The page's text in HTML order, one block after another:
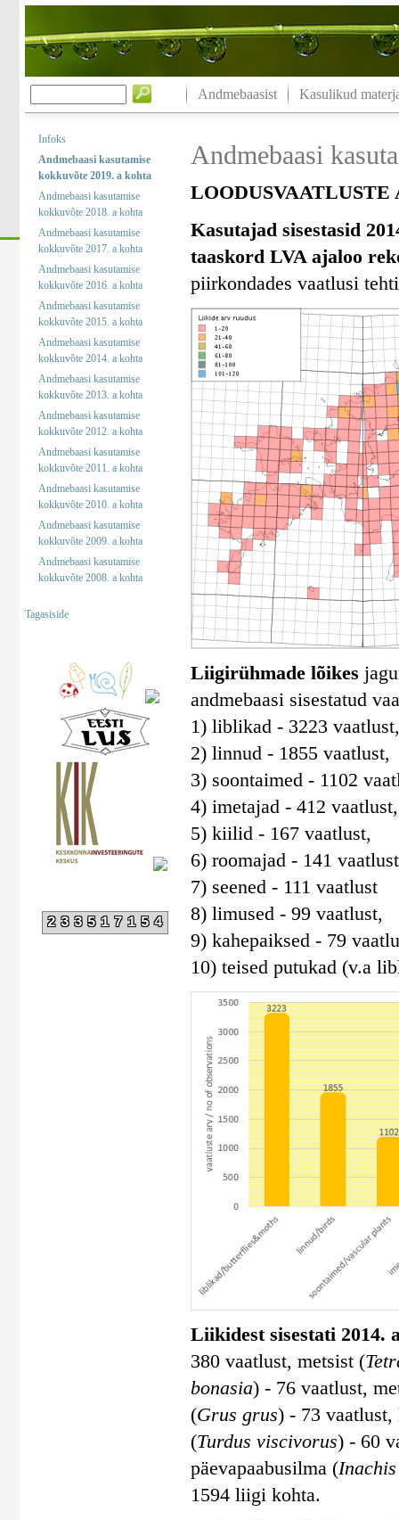
Andmebaasist Kasulikud
Infoks
Andmebaasi kasutamise
kokkuvõte 2019. a kohta
Andmebaasi kasutamise
kokkuvõte 2018. a kohta
Andmebaasi kasutamise
kokkuvõte 2017. a kohta
Andmebaasi kasutamise
kokkuvõte 2016. a kohta
Andmebaasi kasutamise
kokkuvõte 2015. a kohta
Andmebaasi kasutamise
kokkuvõte 2014. a kohta
Andmebaasi kasutamise
kokkuvõte 2013. a kohta
Andmebaasi kasutamise
kokkuvõte 2012. a kohta
Andmebaasi kasutamise
kokkuvõte 2011. a kohta
Andmebaasi kasutamise
kokkuvõte 2010. a kohta
Andmebaasi kasutamise
kokkuvõte 2009. a kohta
Andmebaasi kasutamise
kokkuvõte 2008. a kohta
Tagasiside
233517154
Andmebaasi
Kasutajad sisestasid
taaskord LVA ajaloo
piirkondades vaatlusi
Liigirühmade lõikes
andmebaasi sisestatud
1) liblikad - 3223 vaatlust,
2) linnud - 1855 vaatlust,
3) soontaimed - 1102
4) imetajad - 412 vaatlust,
5) kiilid - 167 vaatlust,
6) roomajad - 141
7) seened - 111 vaatlust
8) limused - 99 vaatlust,
9) kahepaiksed - 79
10) teised putukad (v.a
Liikidest sisestati 2014.
380 vaatlust, metsist (
bonasia) - 76 vaatlust,
(Grus grus) - 73 vaatlust,
(Turdus viscivorus) - 60
päevapaabusilma (
1594 liigi kohta.